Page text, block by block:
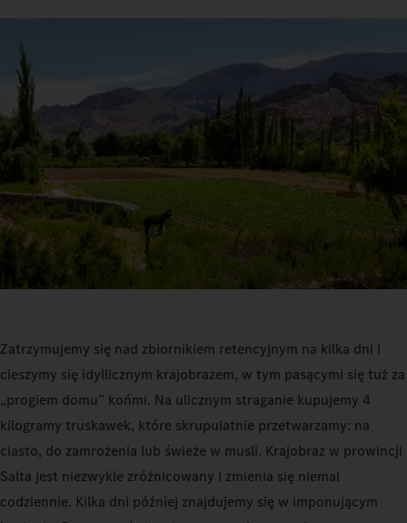
Zatrzymujemy się nad zbiornikiem retencyjnym na kilka dni i
cieszymy się idyllicznym krajobrazem, w tym pasącymi się tuż za
„progiem domu” końmi. Na ulicznym straganie kupujemy 4
kilogramy truskawek, które skrupulatnie przetwarzamy: na
ciasto, do zamrożenia lub świeże w musli. Krajobraz w prowincji
Salta jest niezwykle zróżnicowany i zmienia się niemal
codziennie. Kilka dni później znajdujemy się w imponującym